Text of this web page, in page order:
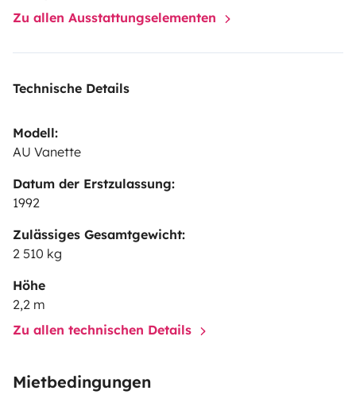
20.00€ (Not inclued in the final price)
#retrocamperslisbon
Zu allen Ausstattungselementen
Technische Details
Modell:
AU Vanette
Datum der Erstzulassung:
1992
Zulässiges Gesamtgewicht:
2 510 kg
Höhe
2,2 m
Zu allen technischen Details
Mietbedingungen